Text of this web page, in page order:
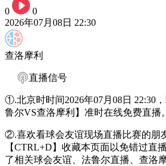
0
0
2026年07月08日 22:30
查洛摩利
直播信号
①.北京时时间2026年07月08日 22:30
鲁尔VS查洛摩利】准时在线免费直播。
②.喜欢看球会友谊现场直播比赛的朋
【CTRL+D】收藏本页面以免错过直
了相关球会友谊、法鲁尔直播、查洛